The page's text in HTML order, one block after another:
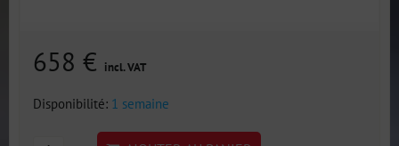
658 € incl. VAT
Disponibilité: 1 semaine